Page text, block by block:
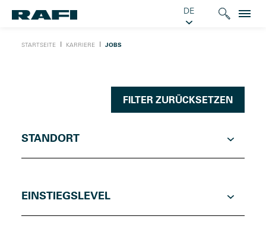
DE
STARTSEITE Ι KARRIERE Ι JOBS
FILTER ZURÜCKSETZEN
STANDORT
EINSTIEGSLEVEL